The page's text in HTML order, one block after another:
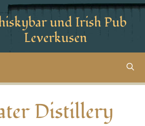
und Irish Pub
Leverkusen
Distillery